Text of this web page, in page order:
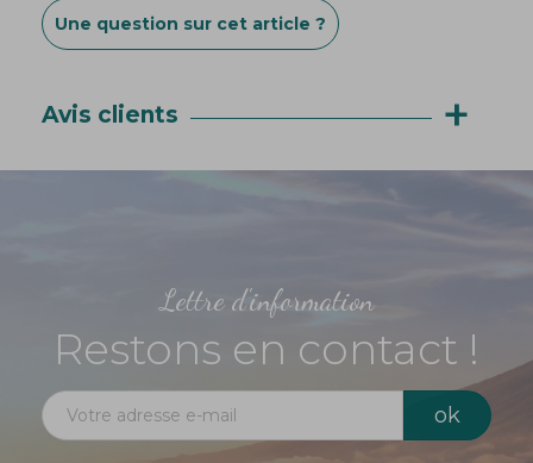
Une question sur cet article ?
Avis clients +
Lettre d'information
Restons en contact !